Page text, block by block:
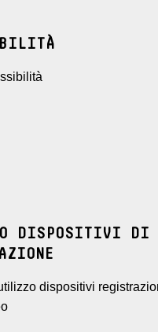
DISPOSITIVI DI
dispositivi